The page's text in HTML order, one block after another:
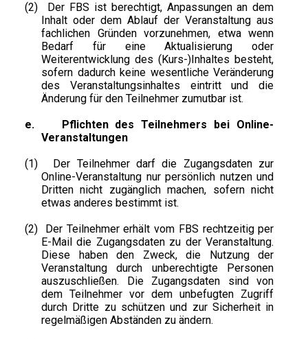
(2)
Der FBS ist berechtigt, Anpassungen an dem
Inhalt oder dem Ablauf der Veranstaltung aus
fachlichen Gründen vorzunehmen, etwa wenn
Bedarf für eine Aktualisierung oder
Weiterentwicklung des (Kurs-)Inhaltes besteht,
sofern dadurch keine wesentliche Veränderung
des Veranstaltungsinhaltes eintritt und die
Änderung für den Teilnehmer zumutbar ist.
e.
Pflichten des Teilnehmers bei Online-
Veranstaltungen
(1)
Der Teilnehmer darf die Zugangsdaten zur
Online-Veranstaltung nur persönlich nutzen und
Dritten nicht zugänglich machen, sofern nicht
etwas anderes bestimmt ist.
(2)
Der Teilnehmer erhält vom FBS rechtzeitig per
E-Mail die Zugangsdaten zu der Veranstaltung.
Diese haben den Zweck, die Nutzung der
Veranstaltung durch unberechtigte Personen
auszuschließen. Die Zugangsdaten sind von
dem Teilnehmer vor dem unbefugten Zugriff
durch Dritte zu schützen und zur Sicherheit in
regelmäßigen Abständen zu ändern.